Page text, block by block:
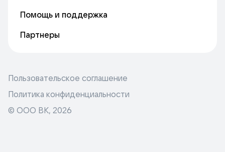
Помощь и поддержка
Партнеры
Пользовательское соглашение
Политика конфиденциальности
© ООО ВК, 2026